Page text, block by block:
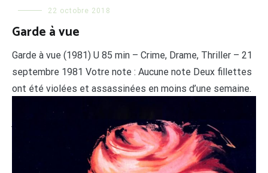
22 octobre 2018
Garde à vue
Garde à vue (1981) U 85 min – Crime, Drame, Thriller – 21
septembre 1981 Votre note : Aucune note Deux fillettes
ont été violées et assassinées en moins d’une semaine.
L’inspecteur Antoine Gallien poursuit son enquête
jusqu’en cette soirée de la Saint-Sylvestre. Il convoque
dans son bureau un notable de la ville, le notaire Jérôme